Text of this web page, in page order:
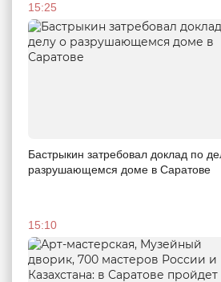
15:25
Бастрыкин затребовал доклад по
разрушающемся доме в Саратове
15:10